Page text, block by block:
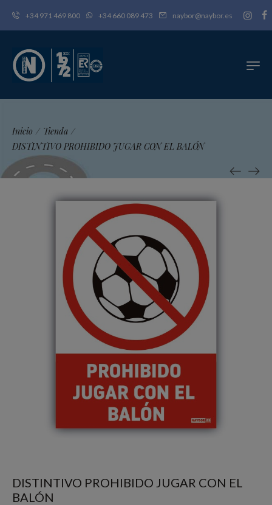
+34 971 469 800 +34 660 089 473 naybor@naybor.es
Inicio / Tienda /
DISTINTIVO PROHIBIDO JUGAR CON EL BALÓN
DISTINTIVO PROHIBIDO JUGAR CON EL
BALÓN